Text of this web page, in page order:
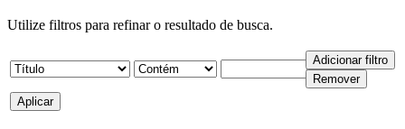
Utilize filtros para refinar o resultado de busca.